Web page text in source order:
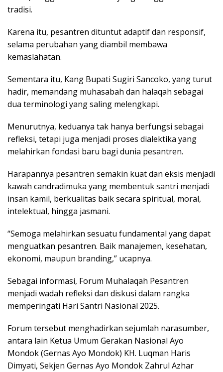
tradisi.
Karena itu, pesantren dituntut adaptif dan responsif,
selama perubahan yang diambil membawa
kemaslahatan.
Sementara itu, Kang Bupati Sugiri Sancoko, yang turut
hadir, memandang muhasabah dan halaqah sebagai
dua terminologi yang saling melengkapi.
Menurutnya, keduanya tak hanya berfungsi sebagai
refleksi, tetapi juga menjadi proses dialektika yang
melahirkan fondasi baru bagi dunia pesantren.
Harapannya pesantren semakin kuat dan eksis menjadi
kawah candradimuka yang membentuk santri menjadi
insan kamil, berkualitas baik secara spiritual, moral,
intelektual, hingga jasmani.
“Semoga melahirkan sesuatu fundamental yang dapat
menguatkan pesantren. Baik manajemen, kesehatan,
ekonomi, maupun branding,” ucapnya.
Sebagai informasi, Forum Muhalaqah Pesantren
menjadi wadah refleksi dan diskusi dalam rangka
memperingati Hari Santri Nasional 2025.
Forum tersebut menghadirkan sejumlah narasumber,
antara lain Ketua Umum Gerakan Nasional Ayo
Mondok (Gernas Ayo Mondok) KH. Luqman Haris
Dimyati, Sekjen Gernas Ayo Mondok Zahrul Azhar